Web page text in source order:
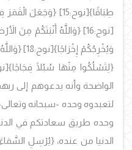
طِبَاقًا}[نوح:15]
{وَجَعَلَ الْقَمَرَ
[نوح:16]
{وَاللَّهُ أَنْبَتَكُمْ مِنَ
وَيُخْرِجُكُمْ إِخْرَاجًا}[نوح:18]
{لِتَسْلُكُوا مِنْهَا سُبُلًا فِجَاجًا}
الواضحة وأنه يدعوهم إلى
لتعبدوه وحده -سبحانه
وحده طريق سعادتكم في الدنيا
الدنيا من عنده،{يُرْسِلِ السَّمَاءَ